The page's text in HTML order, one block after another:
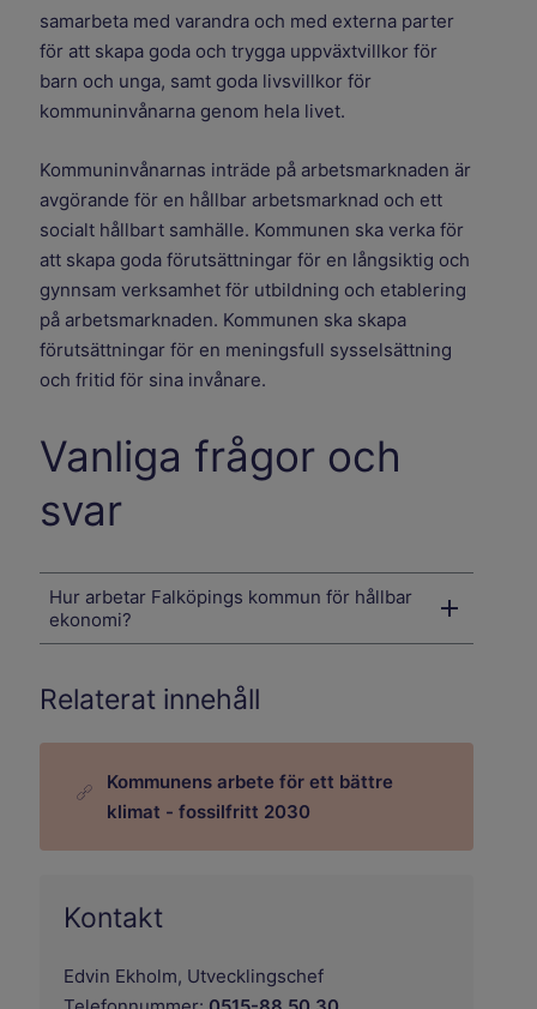
samarbeta med varandra och med externa parter
för att skapa goda och trygga uppväxtvillkor för
barn och unga, samt goda livsvillkor för
kommuninvånarna genom hela livet.
Kommuninvånarnas inträde på arbetsmarknaden är
avgörande för en hållbar arbetsmarknad och ett
socialt hållbart samhälle. Kommunen ska verka för
att skapa goda förutsättningar för en långsiktig och
gynnsam verksamhet för utbildning och etablering
på arbetsmarknaden. Kommunen ska skapa
förutsättningar för en meningsfull sysselsättning
och fritid för sina invånare.
Vanliga frågor och
svar
Hur arbetar Falköpings kommun för hållbar
ekonomi?
Relaterat innehåll
Kommunens arbete för ett bättre
klimat - fossilfritt 2030
Kontakt
Edvin Ekholm, Utvecklingschef